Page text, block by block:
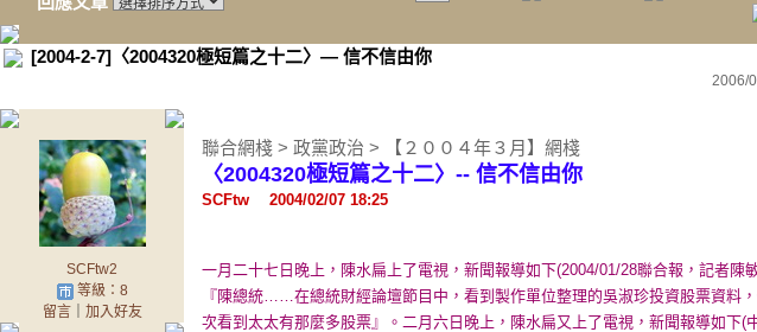
[2004-2-7]〈2004320極短篇之十二〉— 信不信由你
2006/
SCFtw2
等級：8
留言｜ 加入好友
聯合網棧 > 政黨政治 > 【２００４年３月】網棧
〈2004320極短篇之十二〉-- 信不信由你
SCFtw 2004/02/07 18:25
一月二十七日晚上，陳水扁上了電視，新聞報導如下(2004/01/28聯合報，記者陳
『陳總統……在總統財經論壇節目中，看到製作單位整理的吳淑珍投資股票資料
次看到太太有那麼多股票』。二月六日晚上，陳水扁又上了電視，新聞報導如下(